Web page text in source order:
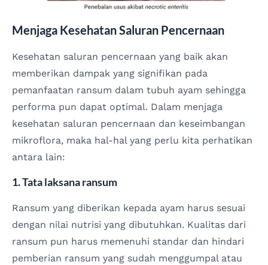
Menjaga Kesehatan Saluran Pencernaan
Kesehatan saluran pencernaan yang baik akan
memberikan dampak yang signifikan pada
pemanfaatan ransum dalam tubuh ayam sehingga
performa pun dapat optimal. Dalam menjaga
kesehatan saluran pencernaan dan keseimbangan
mikroflora, maka hal-hal yang perlu kita perhatikan
antara lain:
1. Tata laksana ransum
Ransum yang diberikan kepada ayam harus sesuai
dengan nilai nutrisi yang dibutuhkan. Kualitas dari
ransum pun harus memenuhi standar dan hindari
pemberian ransum yang sudah menggumpal atau